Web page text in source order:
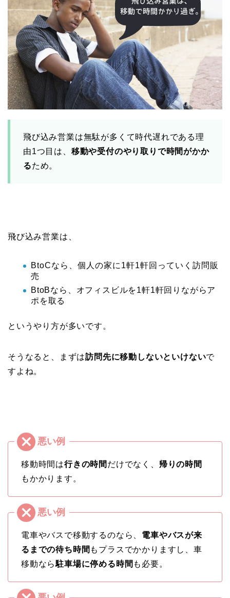
飛び込み営業は無駄が多くて時代遅れである理
由1つ目は、 移動や受付のやり取りで時間がかか
るため。
飛び込み営業は、
BtoCなら、個人の家に1軒1軒回っていく訪問販
売
BtoBなら、オフィスビルを1軒1軒回りながらア
ポを取る
というやり方が多いです。
そうなると、まずは訪問先に移動しないといけないで
すよね。
移動時間は行きの時間 だけでなく、 帰りの時間
もかかります。
電車やバスで移動するのなら、 電車やバスが来
るまでの待ち時間 もプラスでかかりますし、車
移動なら駐車場に停める時間 も必要。